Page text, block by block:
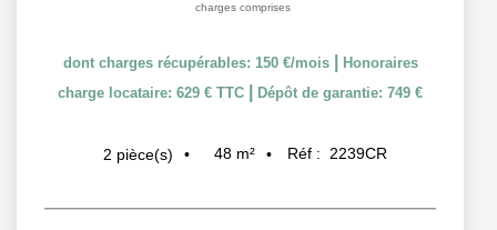
charges comprises
dont charges récupérables: 150 €/mois
Honoraires
charge locataire: 629 € TTC
Dépôt de garantie: 749 €
2 pièce(s) 48 m² Réf : 2239CR